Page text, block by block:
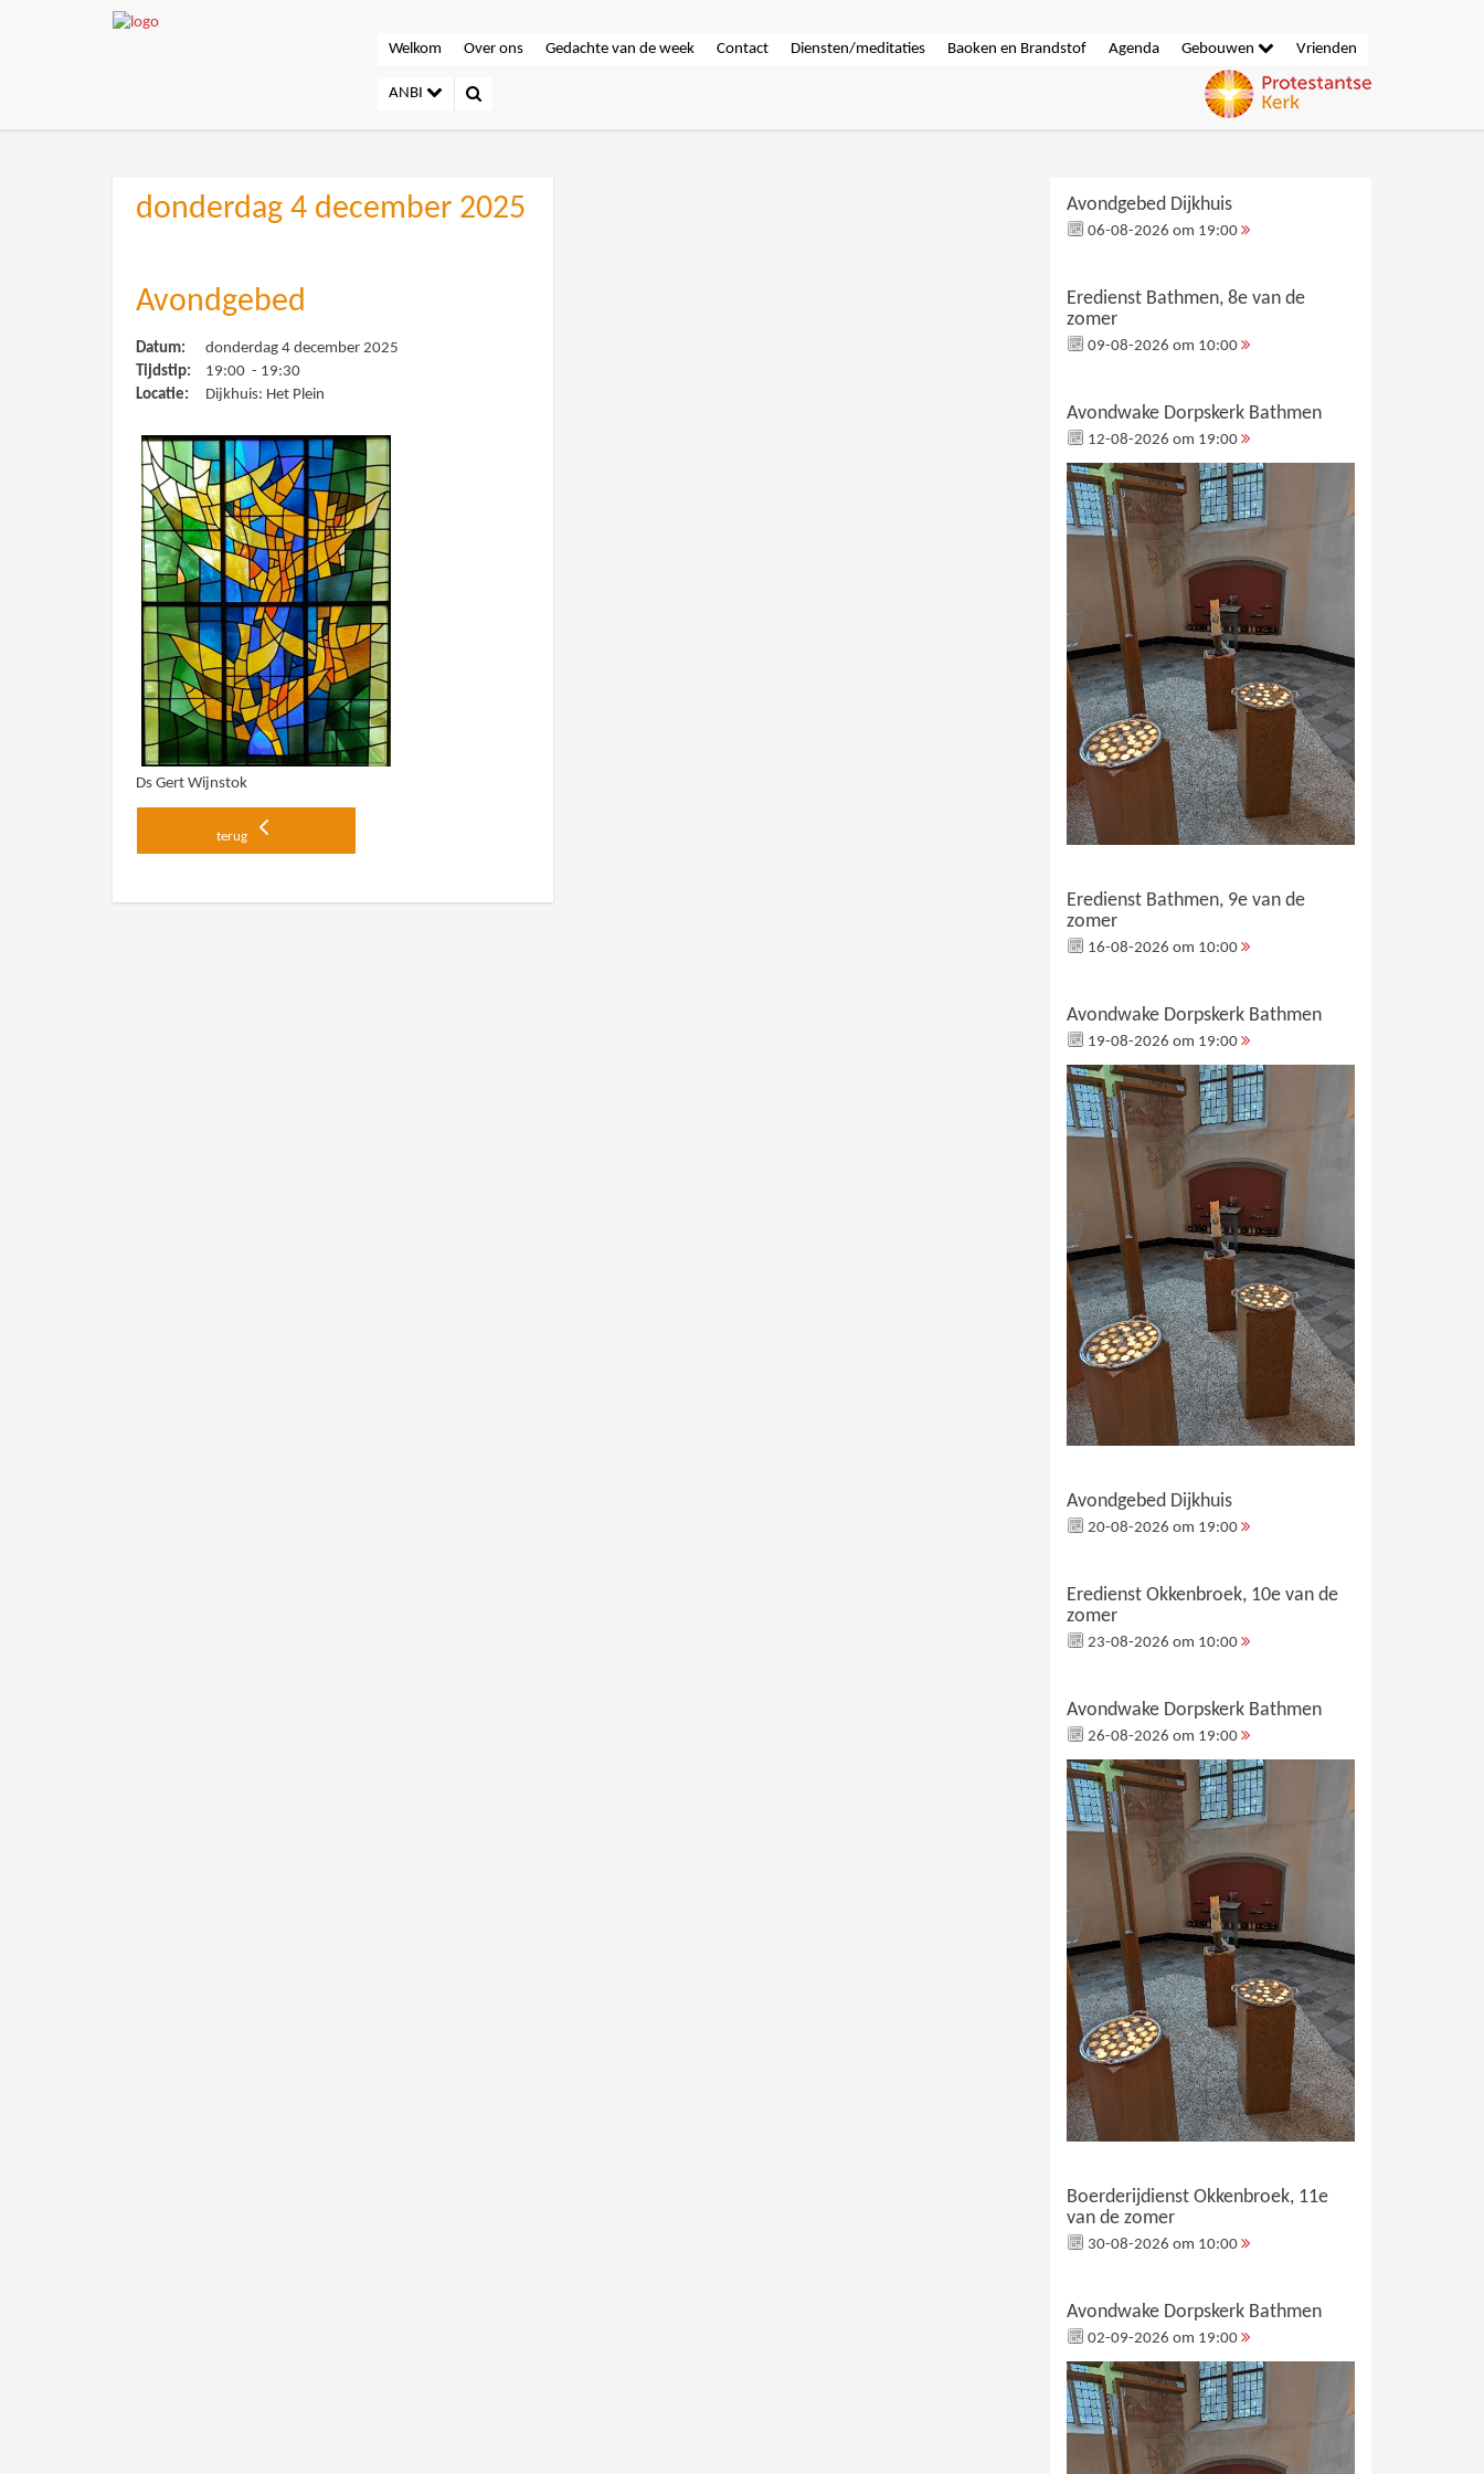
Welkom Over ons Gedachte van de week Contact Diensten/meditaties Baoken en Brandstof Agenda Gebouwen Vrienden
ANBI
donderdag 4 december 2025
Avondgebed
Datum:
donderdag 4 december 2025
Tijdstip:
19:00 - 19:30
Locatie:
Dijkhuis: Het Plein
Ds Gert Wijnstok
terug
Avondgebed Dijkhuis
06-08-2026 om 19:00
Eredienst Bathmen, 8e van de
zomer
09-08-2026 om 10:00
Avondwake Dorpskerk Bathmen
12-08-2026 om 19:00
Eredienst Bathmen, 9e van de
zomer
16-08-2026 om 10:00
Avondwake Dorpskerk Bathmen
19-08-2026 om 19:00
Avondgebed Dijkhuis
20-08-2026 om 19:00
Eredienst Okkenbroek, 10e van de
zomer
23-08-2026 om 10:00
Avondwake Dorpskerk Bathmen
26-08-2026 om 19:00
Boerderijdienst Okkenbroek, 11e
van de zomer
30-08-2026 om 10:00
Avondwake Dorpskerk Bathmen
02-09-2026 om 19:00